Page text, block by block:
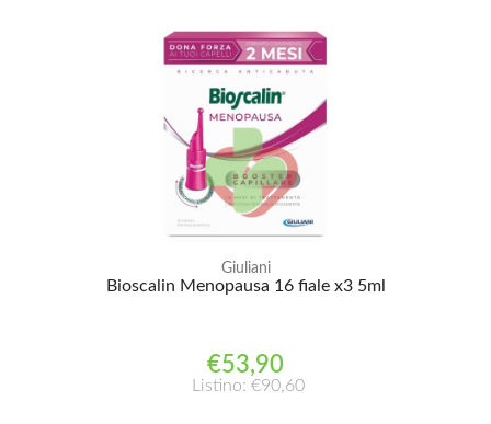
Giuliani
Bioscalin Menopausa 16 fiale x3 5ml
€53,90
Listino: €90,60